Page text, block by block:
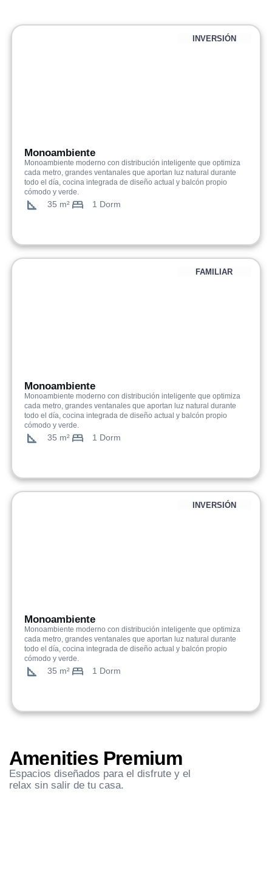
INVERSIÓN
Monoambiente
Monoambiente moderno con distribución inteligente que optimiza
cada metro, grandes ventanales que aportan luz natural durante
todo el día, cocina integrada de diseño actual y balcón propio
cómodo y verde.
35 m² 1 Dorm
FAMILIAR
Monoambiente
Monoambiente moderno con distribución inteligente que optimiza
cada metro, grandes ventanales que aportan luz natural durante
todo el día, cocina integrada de diseño actual y balcón propio
cómodo y verde.
35 m² 1 Dorm
INVERSIÓN
Monoambiente
Monoambiente moderno con distribución inteligente que optimiza
cada metro, grandes ventanales que aportan luz natural durante
todo el día, cocina integrada de diseño actual y balcón propio
cómodo y verde.
35 m² 1 Dorm
Amenities Premium
Espacios diseñados para el disfrute y el
relax sin salir de tu casa.